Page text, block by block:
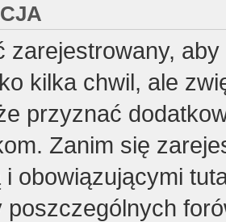
zarejestrowany,
kilka chwil, ale
przyznać
Zanim się
i obowiązującymi
poszczególnych